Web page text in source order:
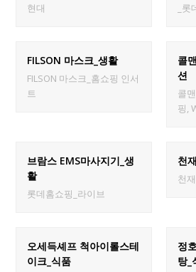
현대
_
FILSON 마스크_생활
FILSON 마스크_홈쇼핑 인서
트
콜
션
콜
핑,
브람스 EMS마사지기_생
활
롯데홈쇼핑_라이브
천
천
오세득셰프 척아이롤스테
이크_식품
정
탕_